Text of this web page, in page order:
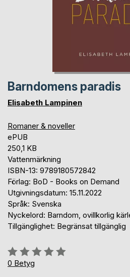
Barndomens paradis
Elisabeth Lampinen
Romaner & noveller
ePUB
250,1 KB
Vattenmärkning
ISBN-13: 9789180572842
Förlag: BoD - Books on Demand
Utgivningsdatum: 15.11.2022
Språk: Svenska
Nyckelord: Barndom, ovillkorlig
Tillgänglighet: Begränsat tillgänglig
Betyg::
0%
0 Betyg